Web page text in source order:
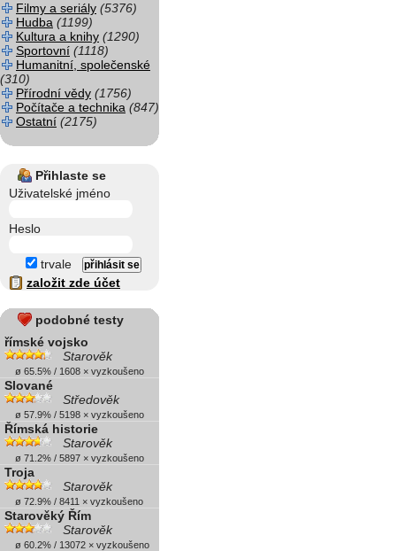
Filmy a seriály (5376)
Hudba (1199)
Kultura a knihy (1290)
Sportovní (1118)
Humanitní, společenské
(310)
Přírodní vědy (1756)
Počítače a technika (847)
Ostatní (2175)
Přihlaste se
Uživatelské jméno
Heslo
trvale
založit zde účet
podobné testy
římské vojsko
Starověk
ø 65.5% / 1608 × vyzkoušeno
Slované
Středověk
ø 57.9% / 5198 × vyzkoušeno
Římská historie
Starověk
ø 71.2% / 5897 × vyzkoušeno
Troja
Starověk
ø 72.9% / 8411 × vyzkoušeno
Starověký Řím
Starověk
ø 60.2% / 13072 × vyzkoušeno